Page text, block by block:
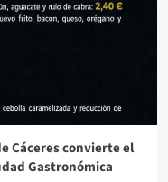
Cáceres convierte el
Gastronómica